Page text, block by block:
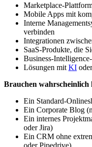
Marketplace-
Mobile Apps mit
Interne
verbinden
Integrationen
SaaS-Produkte, die
Business-
Lösungen mit KI
Brauchen
Ein Standard-
Ein Corporate Blog
Ein internes
oder Jira)
Ein CRM ohne
oder Pipedrive)